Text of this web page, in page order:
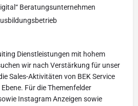
Beratungsunternehmen
Dienstleistungen mit hohem
wir nach Verstärkung für unser
Sales-Aktivitäten von BEK Service
Für die Themenfelder
Instagram Anzeigen sowie